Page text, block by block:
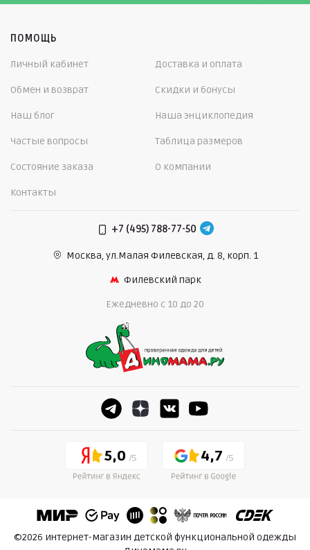
ПОМОЩЬ
Личный кабинет Доставка и оплата
Обмен и возврат Скидки и бонусы
Наш блог Наша энциклопедия
Частые вопросы Таблица размеров
Состояние заказа О компании
Контакты
+7 (495) 788-77-50
Москва, ул.Малая Филевская, д. 8, корп. 1
Филевский парк
Ежедневно c 10 до 20
5,0 4,7
©2026 интернет-магазин детской функциональной одежды